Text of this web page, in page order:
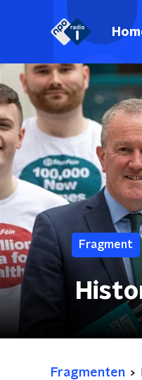
Fragment
Fragmenten